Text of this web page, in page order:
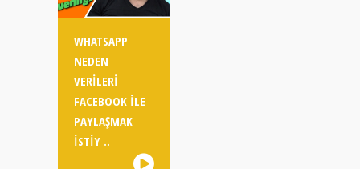
WHATSAPP
NEDEN
VERILERI
FACEBOOK ILE
PAYLAŞMAK
ISTIY ..